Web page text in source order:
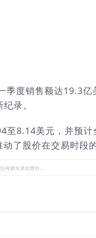
度销售额达19.3
录。
8.14美元，并预
了股价在交易时段
何损失承担责任。